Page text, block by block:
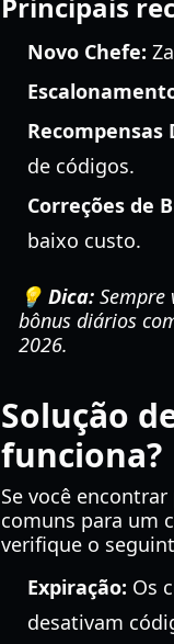
Novo Chefe:
Recompensas
de códigos.
Correções de
baixo custo.
💡 Dica:
bônus diários
2026.
Solução
funciona?
Se você
comuns para um
verifique o
Expiração: Os
desativam